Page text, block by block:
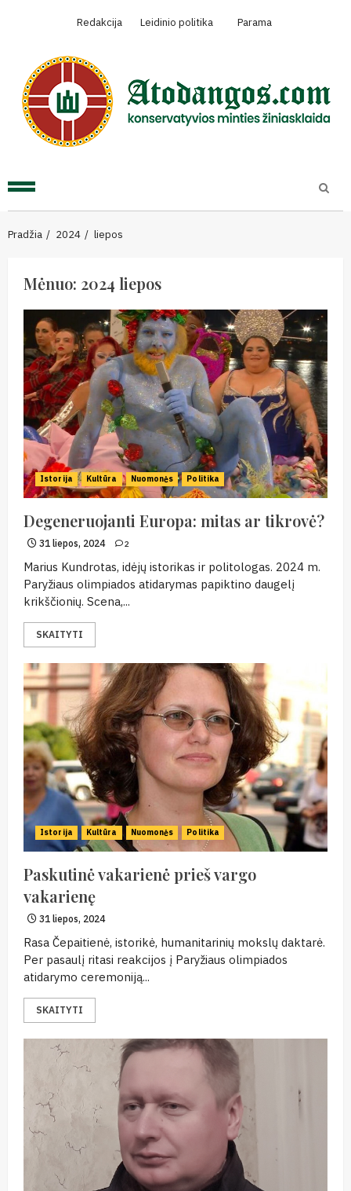
Redakcija Leidinio politika Parama
Primary
Pradžia 2024 liepos
Mėnuo: 2024 liepos
Istorija Kultūra Nuomonės Politika
Degeneruojanti Europa: mitas ar tikrovė?
31 liepos, 2024 2
Marius Kundrotas, idėjų istorikas ir politologas. 2024 m.
Paryžiaus olimpiados atidarymas papiktino daugelį
krikščionių. Scena,...
SKAITYTI
Istorija Kultūra Nuomonės Politika
Paskutinė vakarienė prieš vargo
vakarienę
31 liepos, 2024
Rasa Čepaitienė, istorikė, humanitarinių mokslų daktarė.
Per pasaulį ritasi reakcijos į Paryžiaus olimpiados
atidarymo ceremoniją...
SKAITYTI